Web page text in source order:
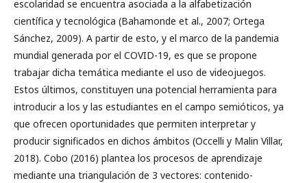
escolaridad se encuentra asociada a la alfabetización
científica y tecnológica (Bahamonde et al., 2007; Ortega
Sánchez, 2009). A partir de esto, y el marco de la pandemia
mundial generada por el COVID-19, es que se propone
trabajar dicha temática mediante el uso de videojuegos.
Estos últimos, constituyen una potencial herramienta para
introducir a los y las estudiantes en el campo semióticos, ya
que ofrecen oportunidades que permiten interpretar y
producir significados en dichos ámbitos (Occelli y Malin Villar,
2018). Cobo (2016) plantea los procesos de aprendizaje
mediante una triangulación de 3 vectores: contenido-